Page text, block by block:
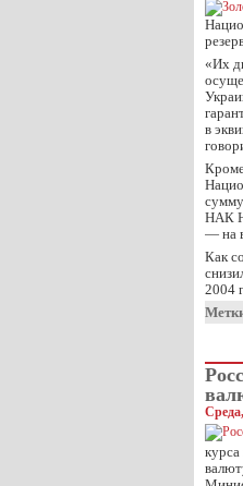
«Их
в
НАК
— на
Как
2004